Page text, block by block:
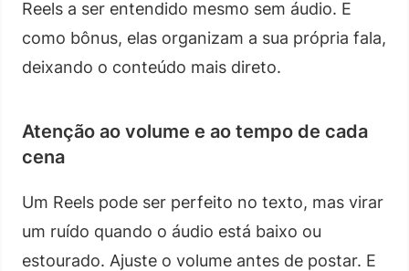
Reels a ser entendido mesmo sem áudio. E
como bônus, elas organizam a sua própria fala,
deixando o conteúdo mais direto.
Atenção ao volume e ao tempo de cada
cena
Um Reels pode ser perfeito no texto, mas virar
um ruído quando o áudio está baixo ou
estourado. Ajuste o volume antes de postar. E